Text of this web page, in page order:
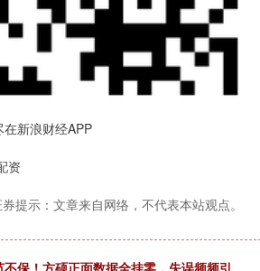
新浪财经APP
资
提示：文章来自网络，不代表本站观点。
保！方硕正面数据全挂零，失误频频引